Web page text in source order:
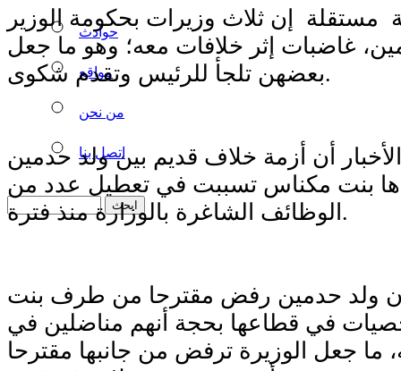
حوادث
مواقع
من نحن
اتصل بنا
إن ثلاث وزيرات بحكومة الوزير
غاضبات إثر خلافات معه؛ وهو ما جعل
بعضهن تلجأ للرئيس وتقدم شكوى.
أن أزمة خلاف قديم بين ولد حدمين
بنت مكناس تسببت في تعطيل عدد من
الوظائف الشاغرة بالوزارة منذ فترة.
ولد حدمين رفض مقترحا من طرف بنت
في قطاعها بحجة أنهم مناضلين في
ما جعل الوزيرة ترفض من جانبها مقترحا